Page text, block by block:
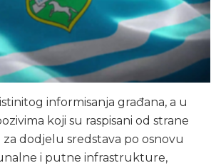
informisanja građana, a u
koji su raspisani od strane
za dodjelu sredstava po osnovu
i putne infrastrukture,